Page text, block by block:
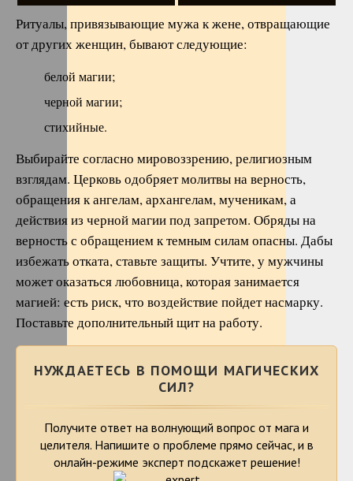
Ритуалы, привязывающие мужа к жене, отвращающие
от других женщин, бывают следующие:
белой магии;
черной магии;
стихийные.
Выбирайте согласно мировоззрению, религиозным
взглядам. Церковь одобряет молитвы на верность,
обращения к ангелам, архангелам, мученикам, а
действия из черной магии под запретом. Обряды на
верность с обращением к темным силам опасны. Дабы
избежать отката, ставьте защиты. Учтите, у мужчины
может оказаться любовница, которая занимается
магией: есть риск, что воздействие пойдет насмарку.
Поставьте дополнительный щит на работу.
НУЖДАЕТЕСЬ В ПОМОЩИ МАГИЧЕСКИХ
СИЛ?
Получите ответ на волнующий вопрос от мага и
целителя. Напишите о проблеме прямо сейчас, и в
онлайн-режиме эксперт подскажет решение!